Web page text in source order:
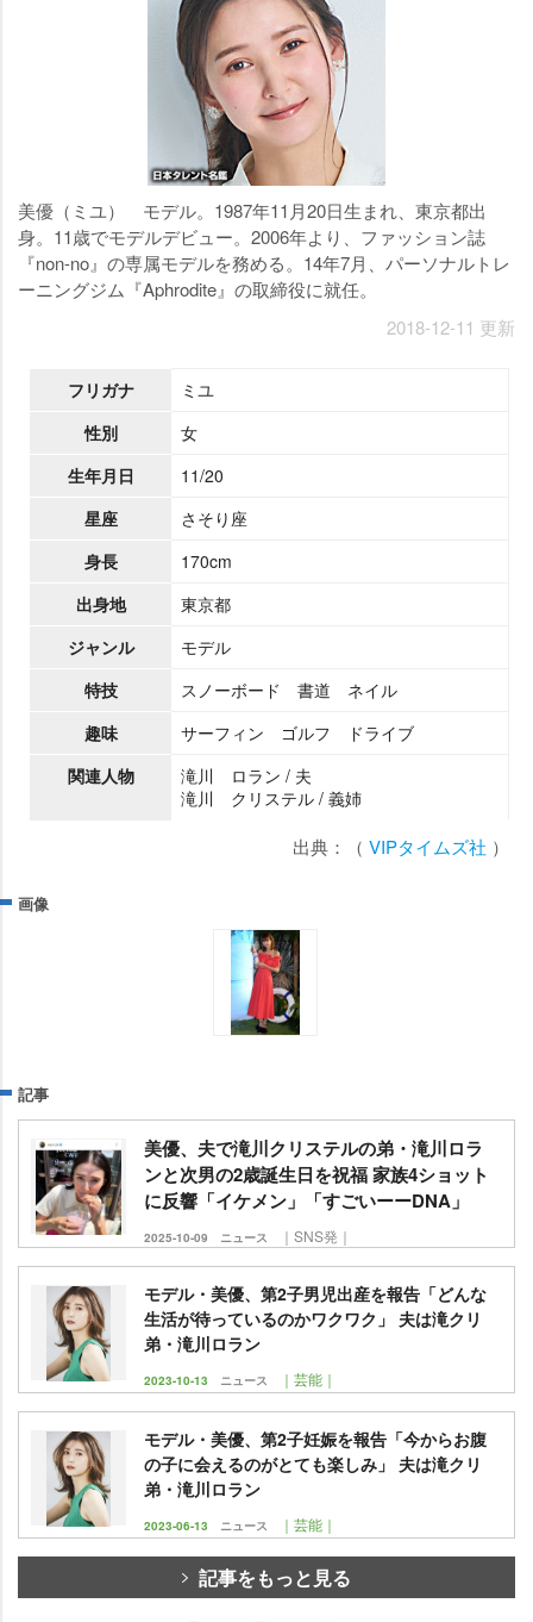
美優（ミユ） モデル。1987年11月20日生まれ、東京都出
身。11歳でモデルデビュー。2006年より、ファッション誌
『non-no』の専属モデルを務める。14年7月、パーソナルトレ
ーニングジム『Aphrodite』の取締役に就任。
2018-12-11 更新
フリガナ
ミユ
性別
女
生年月日
11/20
星座
さそり座
身長
170cm
出身地
東京都
ジャンル
モデル
特技
スノーボード 書道 ネイル
趣味
サーフィン ゴルフ ドライブ
関連人物
滝川 ロラン / 夫
滝川 クリステル / 義姉
出典：（ VIPタイムズ社 ）
画像
記事
美優、夫で滝川クリステルの弟・滝川ロラ
ンと次男の2歳誕生日を祝福 家族4ショット
に反響「イケメン」「すごいーーDNA」
2025-10-09 ニュース ｜SNS発｜
モデル・美優、第2子男児出産を報告「どんな
生活が待っているのかワクワク」 夫は滝クリ
弟・滝川ロラン
2023-10-13 ニュース ｜芸能｜
モデル・美優、第2子妊娠を報告「今からお腹
の子に会えるのがとても楽しみ」 夫は滝クリ
弟・滝川ロラン
2023-06-13 ニュース ｜芸能｜
記事をもっと見る